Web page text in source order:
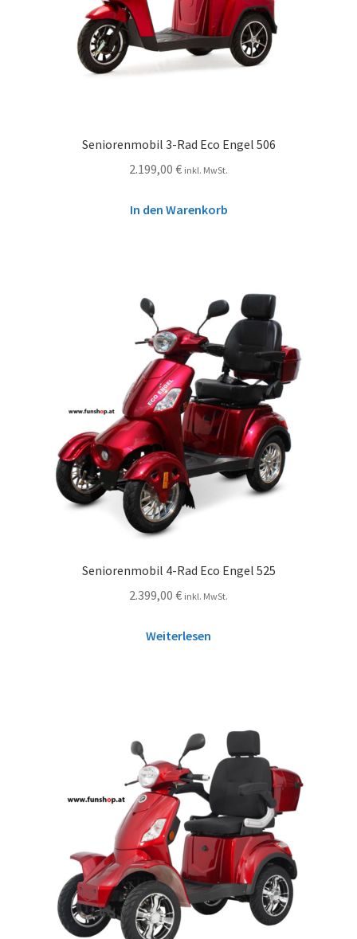
Seniorenmobil 3-Rad Eco Engel 506
2.199,00 € inkl. MwSt.
In den Warenkorb
Seniorenmobil 4-Rad Eco Engel 525
2.399,00 € inkl. MwSt.
Weiterlesen